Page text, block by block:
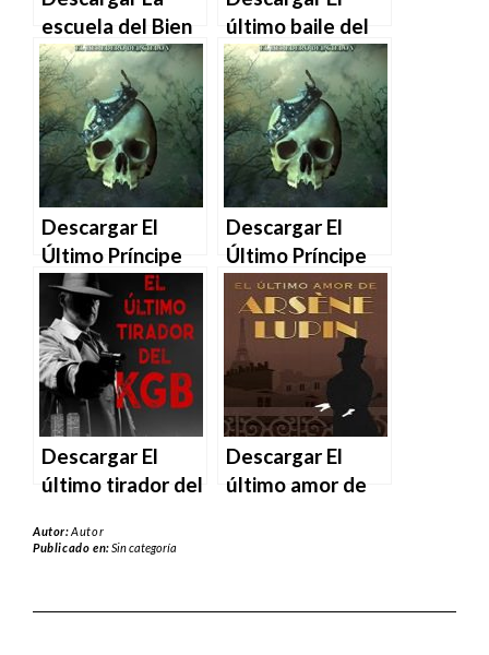
escuela del Bien
y del Mal Vol. 3:
El último para
siempre de
Soman Chainani
en EPUB | PDF |
MOBI
último baile del
Lusitania – Jose
Luis Vélaz en
EPUB | PDF |
MOBI
Descargar El
Último Príncipe
(El Heredero del
Cielo nº 5) de
Antonio Mon
Morales en EPUB
| PDF | MOBI
Descargar El
Último Príncipe
(El Heredero del
Cielo nº 5) de
Antonio Mon
Morales en EPUB
| PDF | MOBI
Descargar El
último tirador del
Franco en EPUB |
Descargar El
último amor de
Autor:Autor
Publicado en:Sin categoría